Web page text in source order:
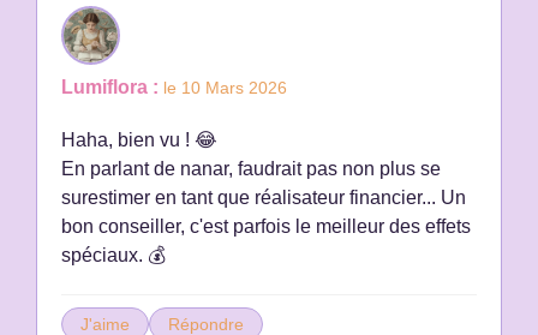
Lumiflora : le 10 Mars 2026
Haha, bien vu ! 😂
En parlant de nanar, faudrait pas non plus se
surestimer en tant que réalisateur financier... Un
bon conseiller, c'est parfois le meilleur des effets
spéciaux. 💰
J'aime Répondre